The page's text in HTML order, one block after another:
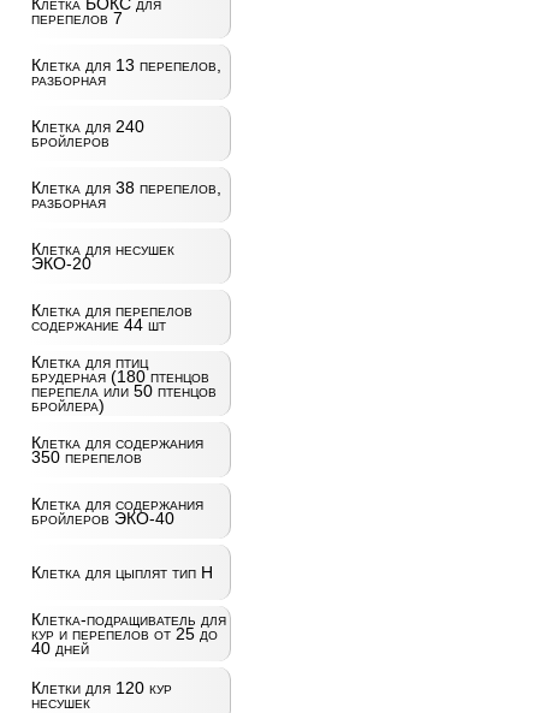
перепелов 7
Клетка для 13 перепелов,
разборная
Клетка для 240
бройлеров
Клетка для 38 перепелов,
разборная
Клетка для несушек
ЭКО-20
Клетка для перепелов
содержание 44 шт
Клетка для птиц
брудерная (180 птенцов
перепела или 50 птенцов
бройлера)
Клетка для содержания
350 перепелов
Клетка для содержания
бройлеров ЭКО-40
Клетка для цыплят тип Н
Клетка-подращиватель для
кур и перепелов от 25 до
40 дней
Клетки для 120 кур
несушек